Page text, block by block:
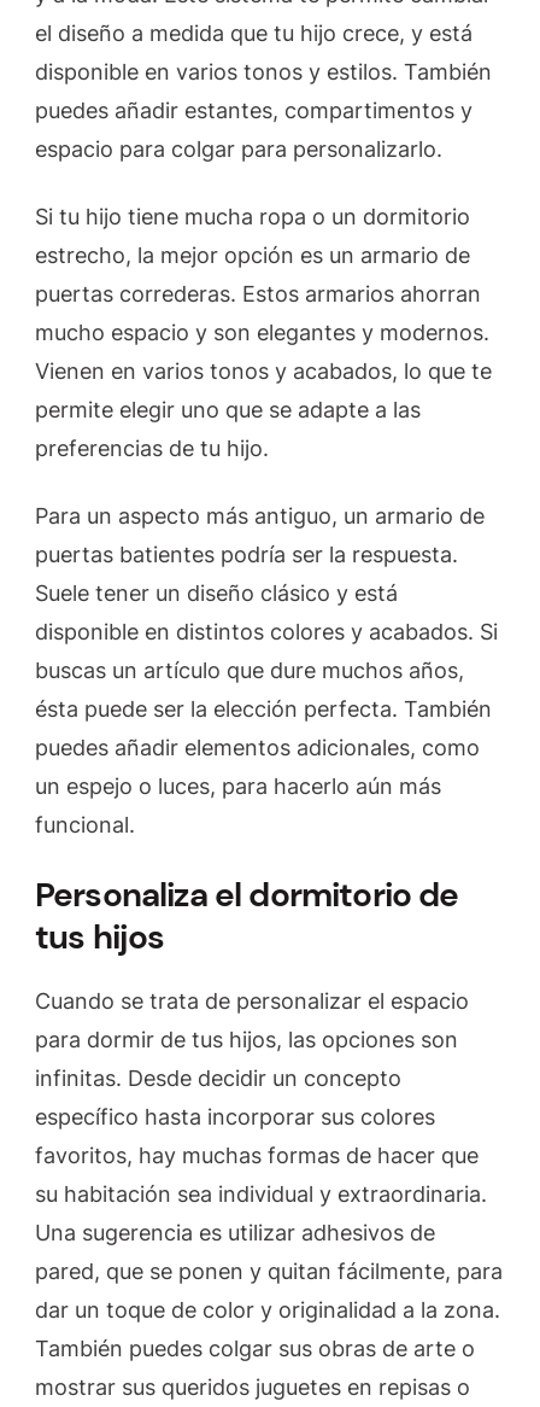
el diseño a medida que tu hijo crece, y está
disponible en varios tonos y estilos. También
puedes añadir estantes, compartimentos y
espacio para colgar para personalizarlo.
Si tu hijo tiene mucha ropa o un dormitorio
estrecho, la mejor opción es un armario de
puertas correderas. Estos armarios ahorran
mucho espacio y son elegantes y modernos.
Vienen en varios tonos y acabados, lo que te
permite elegir uno que se adapte a las
preferencias de tu hijo.
Para un aspecto más antiguo, un armario de
puertas batientes podría ser la respuesta.
Suele tener un diseño clásico y está
disponible en distintos colores y acabados. Si
buscas un artículo que dure muchos años,
ésta puede ser la elección perfecta. También
puedes añadir elementos adicionales, como
un espejo o luces, para hacerlo aún más
funcional.
Personaliza el dormitorio de
tus hijos
Cuando se trata de personalizar el espacio
para dormir de tus hijos, las opciones son
infinitas. Desde decidir un concepto
específico hasta incorporar sus colores
favoritos, hay muchas formas de hacer que
su habitación sea individual y extraordinaria.
Una sugerencia es utilizar adhesivos de
pared, que se ponen y quitan fácilmente, para
dar un toque de color y originalidad a la zona.
También puedes colgar sus obras de arte o
mostrar sus queridos juguetes en repisas o